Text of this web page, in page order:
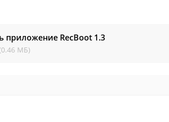
приложение RecBoot 1.3
МБ)